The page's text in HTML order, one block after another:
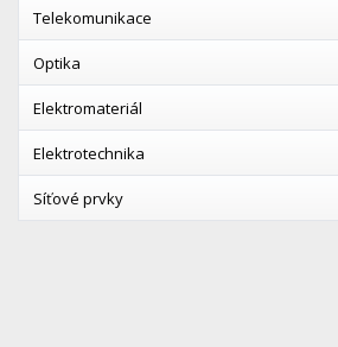
Telekomunikace
Optika
Elektromateriál
Elektrotechnika
Síťové prvky